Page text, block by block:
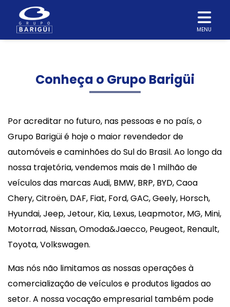
MENU
Conheça o Grupo Barigüi
Por acreditar no futuro, nas pessoas e no país, o
Grupo Barigüi é hoje o maior revendedor de
automóveis e caminhões do Sul do Brasil. Ao longo da
nossa trajetória, vendemos mais de 1 milhão de
veículos das marcas Audi, BMW, BRP, BYD, Caoa
Chery, Citroën, DAF, Fiat, Ford, GAC, Geely, Horsch,
Hyundai, Jeep, Jetour, Kia, Lexus, Leapmotor, MG, Mini,
Motorrad, Nissan, Omoda&Jaecco, Peugeot, Renault,
Toyota, Volkswagen.
Mas nós não limitamos as nossas operações à
comercialização de veículos e produtos ligados ao
setor. A nossa vocação empresarial também pode